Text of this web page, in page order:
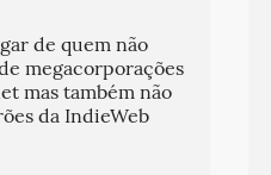
de quem não
megacorporações
mas também não
da IndieWeb